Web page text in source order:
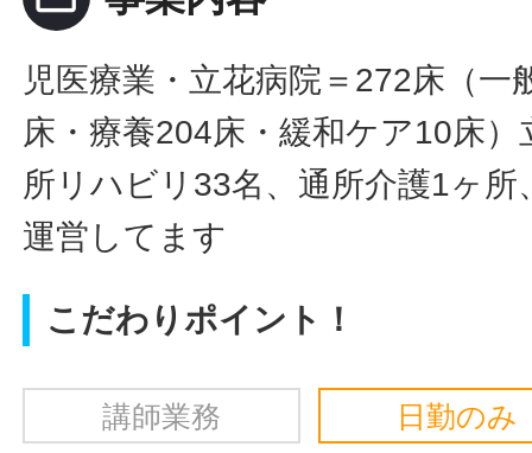
児医療業・立花病院＝272床（一
床・療養204床・緩和ケア10床
所リハビリ33名、通所介護1ヶ所
運営してます
こだわりポイント！
講師業務 日勤のみ